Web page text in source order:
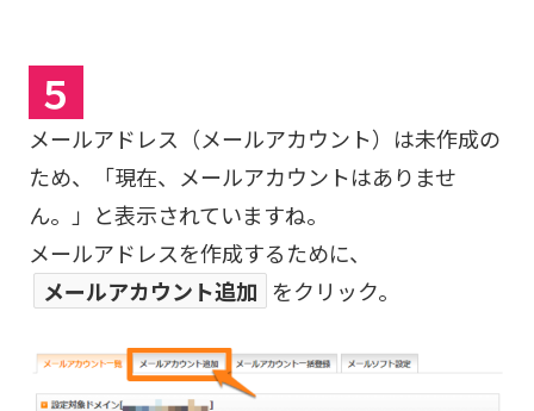
５
メールアドレス（メールアカウント）は未作成の
ため、「現在、メールアカウントはありませ
ん。」と表示されていますね。
メールアドレスを作成するために、
メールアカウント追加 をクリック。